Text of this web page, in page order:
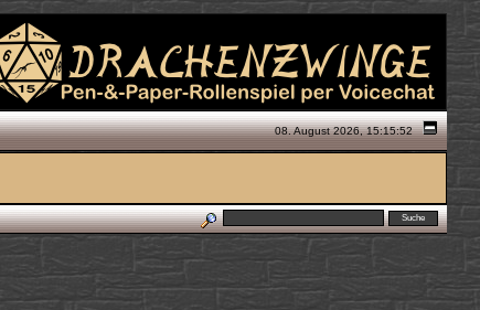
08. August 2026, 15:15:52